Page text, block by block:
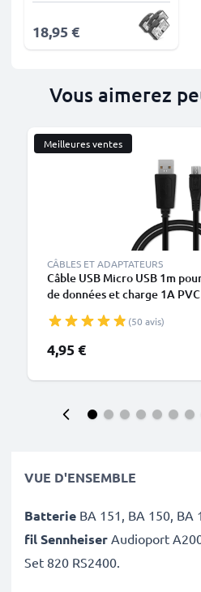
18,95 €
Vous aimerez
Meilleures ventes
CÂBLES ET ADAPTATEURS
Câble USB Micro USB 1m
de données et charge 1A
(50 avis)
4,95 €
VUE D'ENSEMBLE
Batterie BA 151, BA 150, BA
fil Sennheiser Audioport
Set 820 RS2400.